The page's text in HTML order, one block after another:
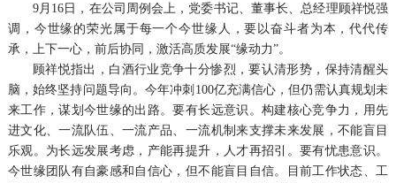
9月16日，在公司周例会上，党委书记、董事长、总经理顾祥悦强
调，今世缘的荣光属于每一个今世缘人，要以奋斗者为本，代代传
承，上下一心，前后协同，激活高质发展“缘动力”。
顾祥悦指出，白酒行业竞争十分惨烈，要认清形势，保持清醒头
脑，始终坚持问题导向。今年冲刺100亿充满信心，但仍需认真规划未
来工作，谋划今世缘的出路。要有长远意识。构建核心竞争力，用先
进文化、一流队伍、一流产品、一流机制来支撑未来发展，不能盲目
乐观。为长远发展考虑，产能再提升，人才再招引。要有忧患意识。
今世缘团队有自豪感和自信心，但不能盲目自信。目前工作状态、工